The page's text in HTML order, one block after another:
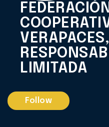
VERAPACES,
LIMITADA
Follow